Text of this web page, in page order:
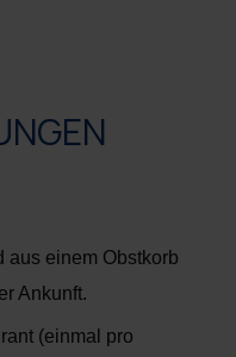
aus einem Obstkorb
Ankunft.
(einmal pro